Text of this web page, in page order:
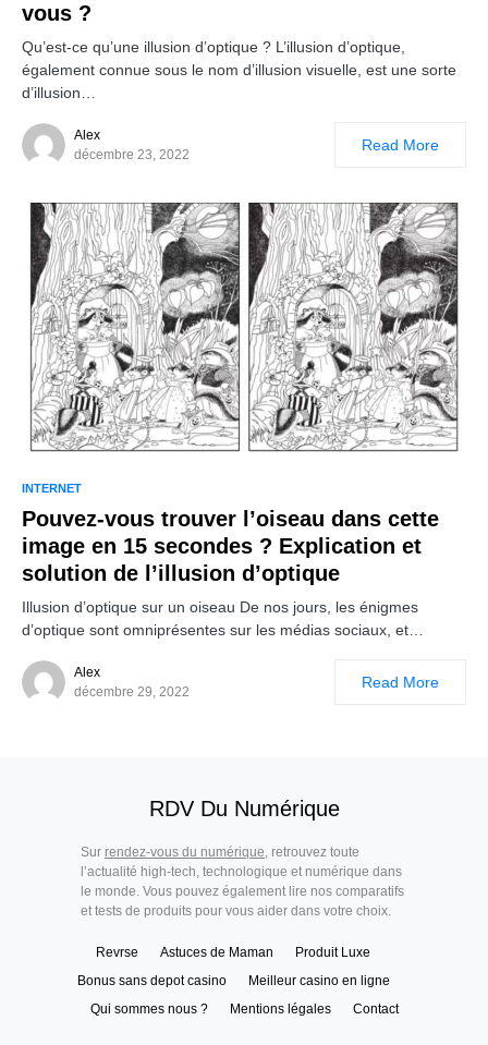
vous ?
Qu’est-ce qu’une illusion d’optique ? L’illusion d’optique,
également connue sous le nom d’illusion visuelle, est une sorte
d’illusion…
Alex
décembre 23, 2022
Read More
INTERNET
Pouvez-vous trouver l’oiseau dans cette
image en 15 secondes ? Explication et
solution de l’illusion d’optique
Illusion d’optique sur un oiseau De nos jours, les énigmes
d’optique sont omniprésentes sur les médias sociaux, et…
Alex
décembre 29, 2022
Read More
RDV Du Numérique
Sur rendez-vous du numérique, retrouvez toute
l’actualité high-tech, technologique et numérique dans
le monde. Vous pouvez également lire nos comparatifs
et tests de produits pour vous aider dans votre choix.
Revrse Astuces de Maman
Produit Luxe
Bonus sans depot casino
Meilleur casino en ligne
Qui sommes nous ?
Mentions légales Contact